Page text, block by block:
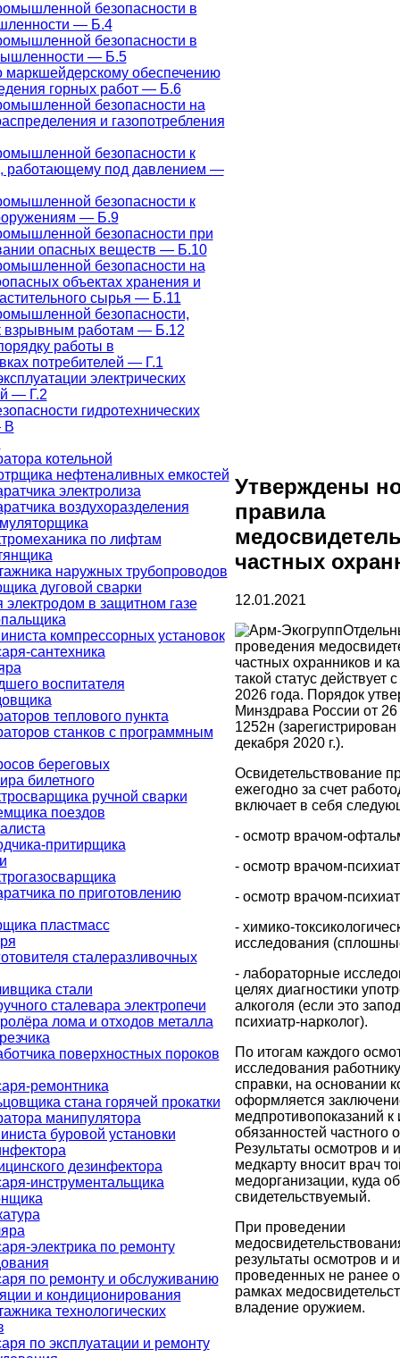
безопасности в
— Б.4
безопасности в
— Б.5
маркшейдерскому обеспечению
горных работ — Б.6
безопасности на
и газопотребления
безопасности к
работающему под давлением —
безопасности к
— Б.9
безопасности при
опасных веществ — Б.10
безопасности на
объектах хранения и
сырья — Б.11
безопасности,
взрывным работам — Б.12
работы в
потребителей — Г.1
электрических
— Г.2
гидротехнических
В
котельной
нефтеналивных емкостей
электролиза
воздухоразделения
по лифтам
наружных трубопроводов
дуговой сварки
в защитном газе
компрессорных установок
сантехника
воспитателя
теплового пункта
станков с программным
береговых
билетного
ручной сварки
поездов
притирщика
по приготовлению
пластмасс
сталеразливочных
стали
сталевара электропечи
лома и отходов металла
поверхностных пороков
ремонтника
стана горячей прокатки
манипулятора
буровой установки
дезинфектора
инструментальщика
электрика по ремонту
по ремонту и обслуживанию
и кондиционирования
технологических
по эксплуатации и ремонту
Утверждены
правила
частных
12.01.2021
проведения
частных охранников и
такой статус действует
2026 года. Порядок
Минздрава России от
1252н
декабря 2020 г.).
Освидетельствование
ежегодно за счет
включает в себя
- осмотр врачом-
- осмотр врачом-
- осмотр врачом-
- химико-
исследования
- лабораторные
целях диагностики
алкоголя (если это
психиатр-нарколог).
По итогам каждого
исследования
справки, на основании
оформляется
медпротивопоказаний
обязанностей частного
Результаты осмотров и
медкарту вносит врач
медорганизации, куда
свидетельствуемый.
При проведении
результаты осмотров и
проведенных не ранее
рамках
владение оружием.